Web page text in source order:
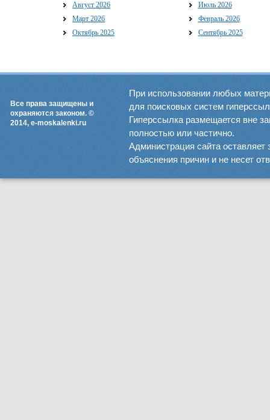
Август 2026
Июль 2026
Март 2026
Февраль 2026
Октябрь 2025
Сентябрь 2025
Все права защищены и
охраняются законом. ©
2014, e-moskalenki.ru
При использовании любых
для поисковых систем
Гиперссылка размещается вне
полностью или частично.
Администрация сайта оставляет
объяснения причин и не несет